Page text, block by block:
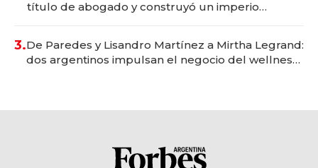
título de abogado y construyó un imperio
3.De Paredes y Lisandro Martínez a Mirtha Legrand:
dos argentinos impulsan el negocio del wellness